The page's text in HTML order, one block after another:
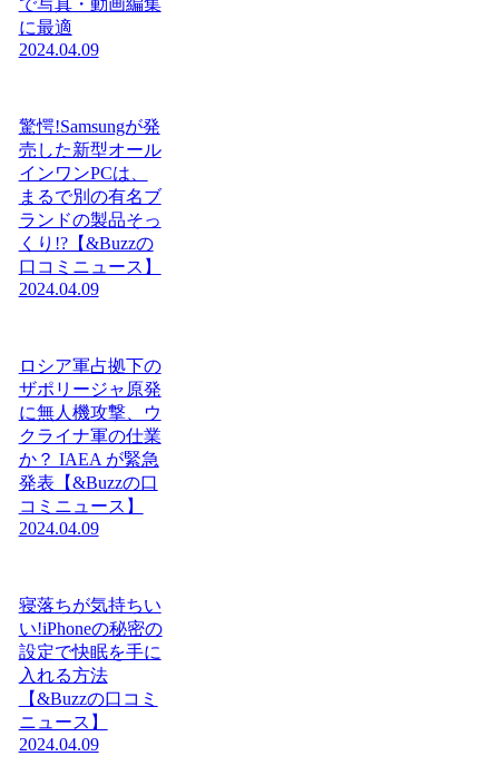
で写真・動画編集
に最適
2024.04.09
驚愕!Samsungが発
売した新型オール
インワンPCは、
まるで別の有名ブ
ランドの製品そっ
くり!?【&Buzzの
口コミニュース】
2024.04.09
ロシア軍占拠下の
ザポリージャ原発
に無人機攻撃、ウ
クライナ軍の仕業
か？ IAEA が緊急
発表【&Buzzの口
コミニュース】
2024.04.09
寝落ちが気持ちい
い!iPhoneの秘密の
設定で快眠を手に
入れる方法
【&Buzzの口コミ
ニュース】
2024.04.09